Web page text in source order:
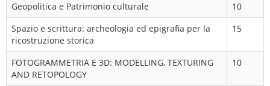
Geopolitica e Patrimonio culturale
10
Spazio e scrittura: archeologia ed epigrafia per la
ricostruzione storica
15
FOTOGRAMMETRIA E 3D: MODELLING, TEXTURING
AND RETOPOLOGY
10